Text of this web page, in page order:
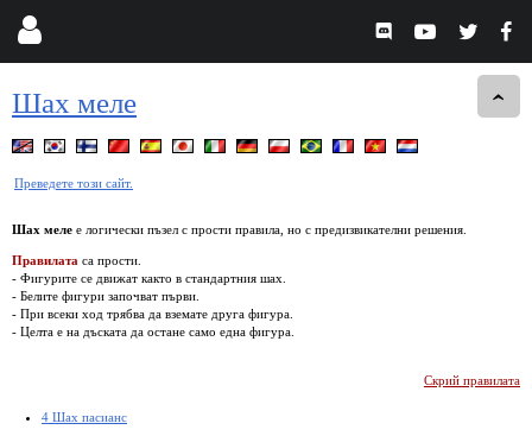
Шах меле
Преведете този сайт.
Шах меле е логически пъзел с прости правила, но с предизвикателни решения.
Правилата са прости.
- Фигурите се движат както в стандартния шах.
- Белите фигури започват първи.
- При всеки ход трябва да вземате друга фигура.
- Целта е на дъската да остане само една фигура.
Скрий правилата
4 Шах пасианс